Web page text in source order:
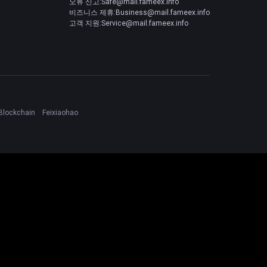
비즈니스 제휴:Business@mail.fameex.info
고객 지원:Service@mail.fameex.info
Feixiaohao